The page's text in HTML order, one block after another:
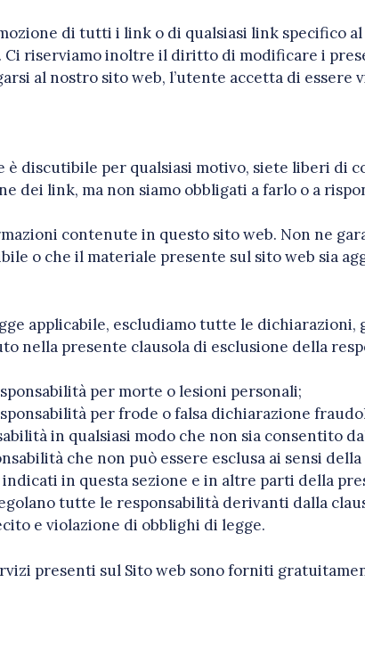
di tutti i link o di qualsiasi link specifico
riserviamo inoltre il diritto di modificare i
al nostro sito web, l’utente accetta di
discutibile per qualsiasi motivo, siete liberi di
dei link, ma non siamo obbligati a farlo o a
contenute in questo sito web. Non ne
o che il materiale presente sul sito web sia
applicabile, escludiamo tutte le
nella presente clausola di esclusione della
per morte o lesioni personali;
per frode o falsa dichiarazione
in qualsiasi modo che non sia consentito
che non può essere esclusa ai sensi
in questa sezione e in altre parti della
tutte le responsabilità derivanti dalla
e violazione di obblighi di legge.
presenti sul Sito web sono forniti